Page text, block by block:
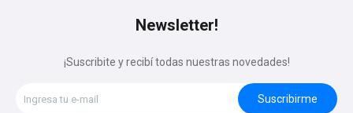
Newsletter!
¡Suscribite y recibí todas nuestras novedades!
Suscribirme